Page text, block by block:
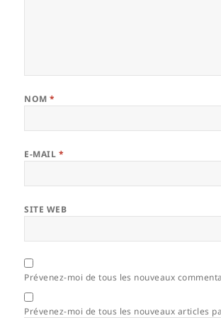
NOM*
E-MAIL *
SITE WEB
Prévenez-moi de tous les nouveaux
Prévenez-moi de tous les nouveaux articles